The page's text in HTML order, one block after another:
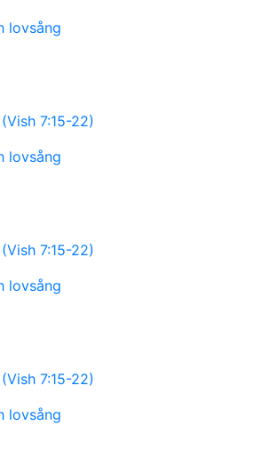
lovsång
(Vish 7:15-22)
lovsång
(Vish 7:15-22)
lovsång
(Vish 7:15-22)
lovsång